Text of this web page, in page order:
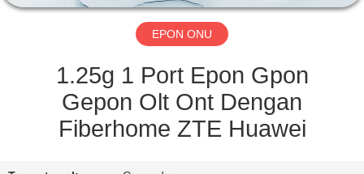
KAMI
PERMINTAAN
PENAWARAN
EPON ONU
1.25g 1 Port Epon Gpon
Gepon Olt Ont Dengan
Fiberhome ZTE Huawei